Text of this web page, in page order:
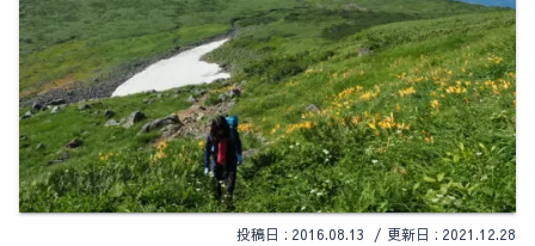
2016.08.13 2021.12.28